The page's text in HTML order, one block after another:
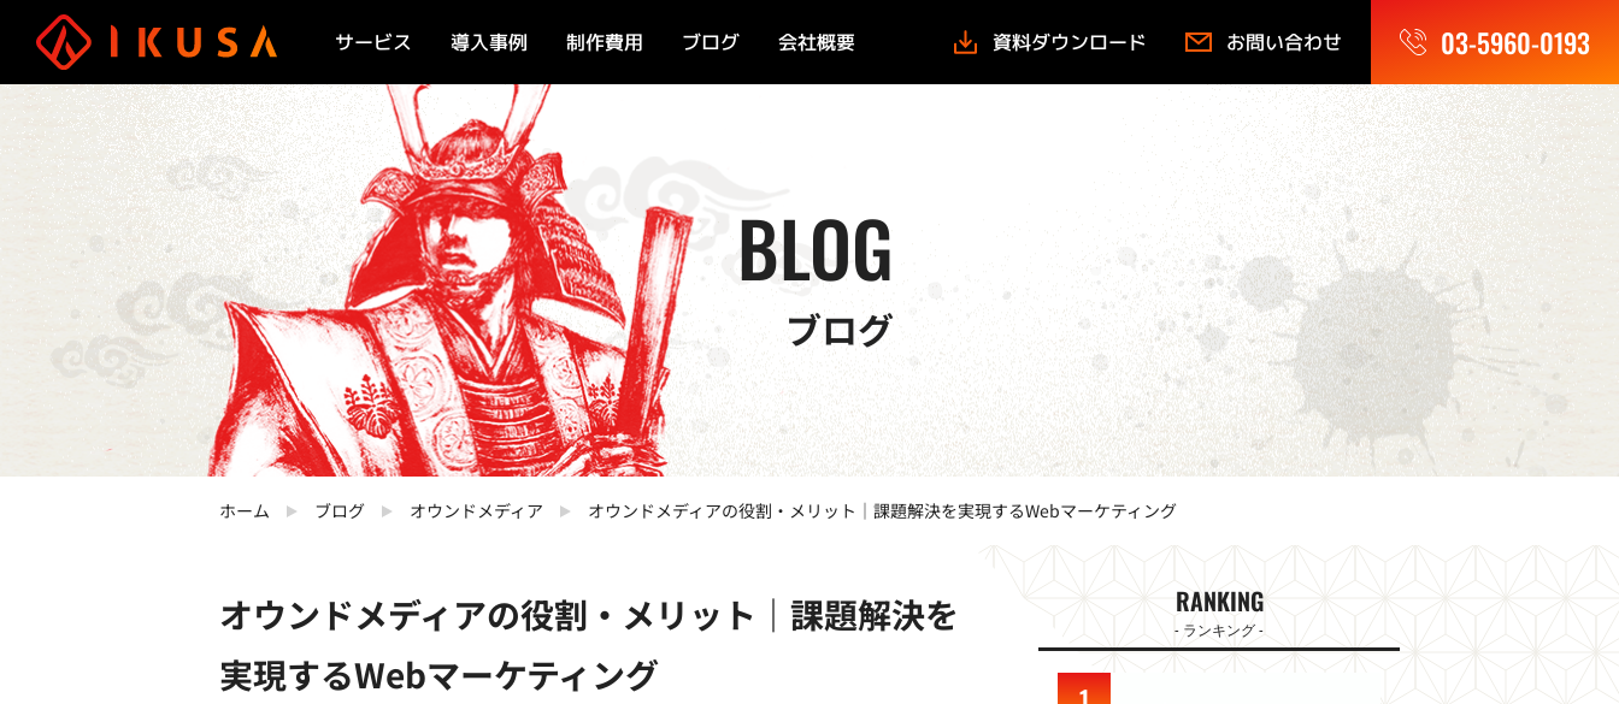
サービス
コンテンツマーケティング
オウンドメディア制作
導入事例 制作費用 ブログ 会社概要 資料ダウンロード お問い合わせ 03-5960-0193
BLOG
ブログ
ホーム ブログ オウンドメディア オウンドメディアの役割・メリット｜課題解決を実現するWebマーケティング
オウンドメディアの役割・メリット｜課題解決を
実現するWebマーケティング
RANKING
- ランキング -